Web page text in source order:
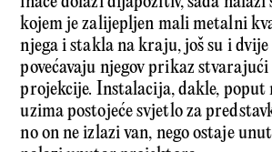
kojem je zalijepljen mali metalni
njega i stakla na kraju, još su i dvije
povećavaju njegov prikaz
projekcije. Instalacija, dakle, poput
uzima postojeće svjetlo za
no on ne izlazi van, nego ostaje